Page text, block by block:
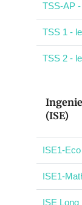
TSS-AP
TSS 1 -
TSS 2 -
(ISE)
ISE1-
ISE1-
ISE Long